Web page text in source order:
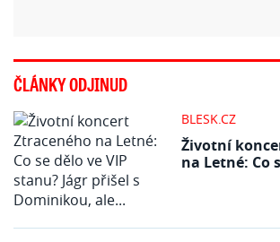
ČLÁNKY ODJINUD
BLESK.CZ
Životní
na Letné: Co